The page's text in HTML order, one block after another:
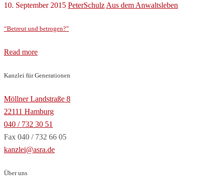
10. September 2015 PeterSchulz Aus dem Anwaltsleben
“Betreut und betrogen?”
Read more
Kanzlei für Generationen
Möllner Landstraße 8
22111 Hamburg
040 / 732 30 51
Fax 040 / 732 66 05
kanzlei@asra.de
Über uns